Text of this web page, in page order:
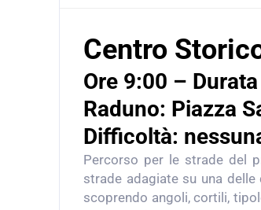
Centro
Ore 9:00 –
Raduno: Piazza
Difficoltà:
Percorso per le strade del
strade adagiate su una
scoprendo angoli, cortili,